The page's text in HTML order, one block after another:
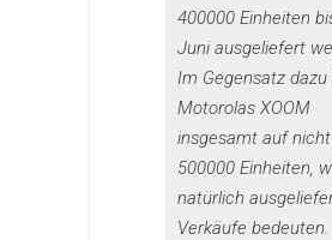
400000 Einheiten
Juni ausgeliefert
Im Gegensatz
Motorolas XOOM
insgesamt auf nicht
500000 Einheiten,
natürlich
Verkäufe bedeuten.